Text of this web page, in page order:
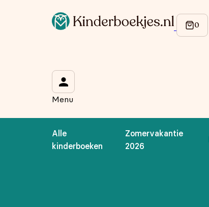
Menu
Alle
kinderboeken
Zomervakantie
2026
Op de hoogte blijven van onze acties?
Wat is je voornaam?
Aanmelden